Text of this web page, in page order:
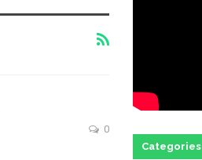
0
Categories